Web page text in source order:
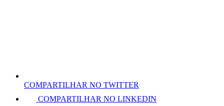
COMPARTILHAR NO TWITTER
COMPARTILHAR NO LINKEDIN